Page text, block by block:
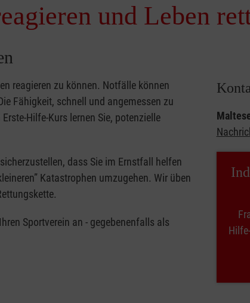
und Leben
reagieren zu können. Notfälle können
Fähigkeit, schnell und angemessen zu
Hilfe-Kurs lernen Sie, potenzielle
dass Sie im Ernstfall helfen
Katastrophen umzugehen. Wir üben
Sportverein an - gegebenenfalls als